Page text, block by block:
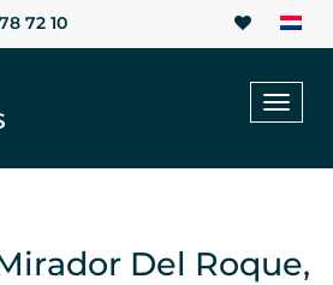
72 10
Del Roque,